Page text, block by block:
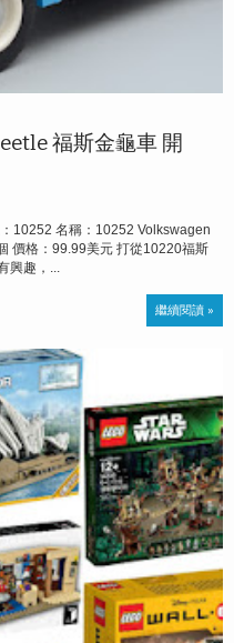
福斯金龜車 開
10252 名稱：10252 Volkswagen
價格：99.99美元 打從10220福斯
興趣，...
繼續閱讀 »